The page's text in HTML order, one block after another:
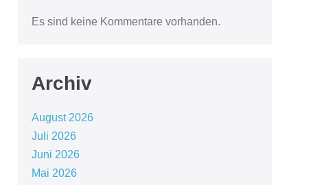
Es sind keine Kommentare vorhanden.
Archiv
August 2026
Juli 2026
Juni 2026
Mai 2026